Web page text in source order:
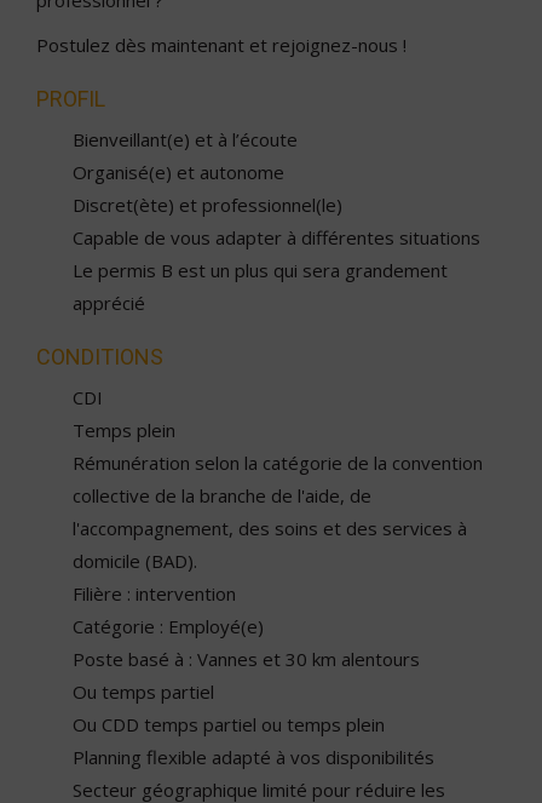
Postulez dès maintenant et rejoignez-nous !
PROFIL
Bienveillant(e) et à l’écoute
Organisé(e) et autonome
Discret(ète) et professionnel(le)
Capable de vous adapter à différentes situations
Le permis B est un plus qui sera grandement
apprécié
CONDITIONS
CDI
Temps plein
Rémunération selon la catégorie de la convention
collective de la branche de l'aide, de
l'accompagnement, des soins et des services à
domicile (BAD).
Filière : intervention
Catégorie : Employé(e)
Poste basé à : Vannes et 30 km alentours
Ou temps partiel
Ou CDD temps partiel ou temps plein
Planning flexible adapté à vos disponibilités
Secteur géographique limité pour réduire les